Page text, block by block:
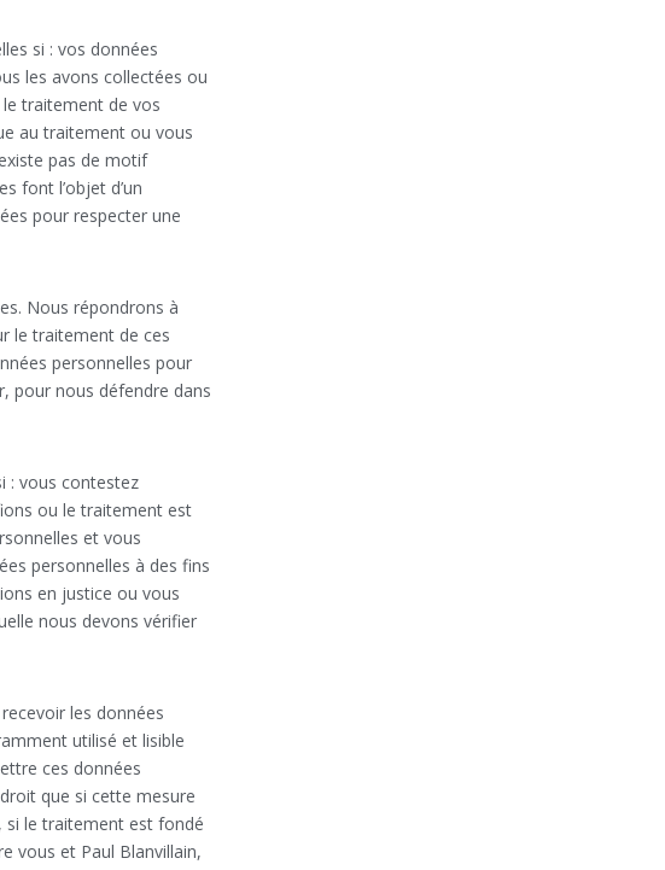
si : vos données
les avons collectées ou
traitement de vos
au traitement ou vous
pas de motif
font l’objet d’un
pour respecter une
Nous répondrons à
le traitement de ces
personnelles pour
pour nous défendre dans
: vous contestez
ou le traitement est
et vous
personnelles à des fins
en justice ou vous
nous devons vérifier
les données
utilisé et lisible
ces données
que si cette mesure
si le traitement est fondé
vous et Paul Blanvillain,